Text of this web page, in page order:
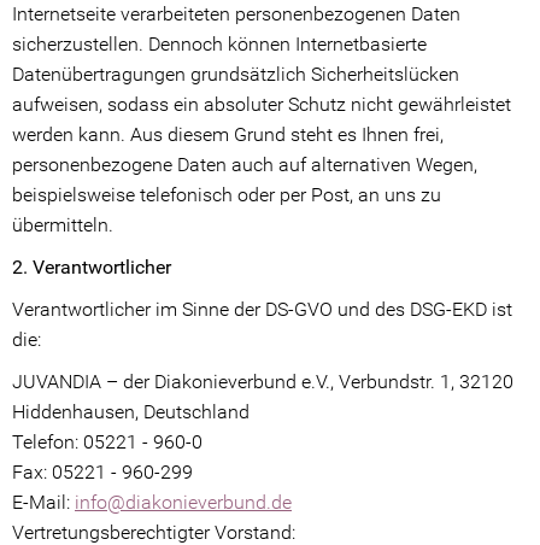
Ihre Spende hilft!
Spendenwege
Aktuelle Projekte
Erfolgreiche Projekte
Kinder & Jugendliche
Erwachsene
Beschwerdeformular
Internetseite verarbeiteten personenbezogenen Daten
sicherzustellen. Dennoch können Internetbasierte
Datenübertragungen grundsätzlich Sicherheitslücken
aufweisen, sodass ein absoluter Schutz nicht gewährleistet
werden kann. Aus diesem Grund steht es Ihnen frei,
personenbezogene Daten auch auf alternativen Wegen,
beispielsweise telefonisch oder per Post, an uns zu
übermitteln.
2. Verantwortlicher
Verantwortlicher im Sinne der DS-GVO und des DSG-EKD ist
die:
JUVANDIA – der Diakonieverbund e.V., Verbundstr. 1, 32120
Hiddenhausen, Deutschland
Telefon: 05221 - 960-0
Fax: 05221 - 960-299
E-Mail: info@diakonieverbund.de
Vertretungsberechtigter Vorstand: